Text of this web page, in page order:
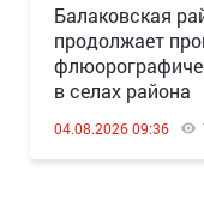
Балаковская
продолжает
в селах района
04.08.2026 09:36